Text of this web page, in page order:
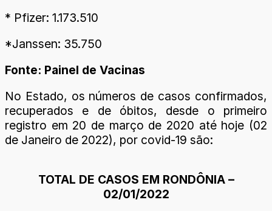
* Pfizer: 1.173.510
*Janssen: 35.750
Fonte: Painel de Vacinas
No Estado, os números de casos confirmados,
recuperados e de óbitos, desde o primeiro
registro em 20 de março de 2020 até hoje (02
de Janeiro de 2022), por covid-19 são:
TOTAL DE CASOS EM RONDÔNIA –
02/01/2022